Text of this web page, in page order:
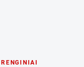
RENGINIAI